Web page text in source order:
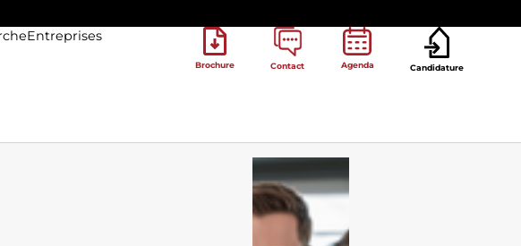
Entreprises
Brochure Contact Agenda Candidature